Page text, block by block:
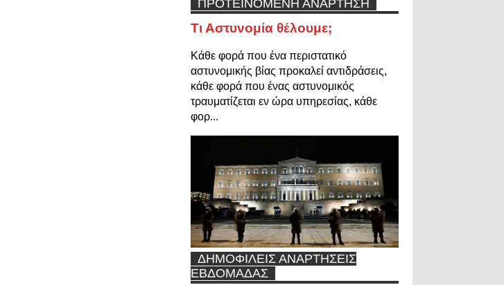
ΠΡΟΤΕΙΝΟΜΕΝΗ ΑΝΑΡΤΗΣΗ
Τι Αστυνομία θέλουμε;
Κάθε φορά που ένα περιστατικό
αστυνομικής βίας προκαλεί αντιδράσεις,
κάθε φορά που ένας αστυνομικός
τραυματίζεται εν ώρα υπηρεσίας, κάθε
φορ...
ΔΗΜΟΦΙΛΕΙΣ ΑΝΑΡΤΗΣΕΙΣ
ΕΒΔΟΜΑΔΑΣ